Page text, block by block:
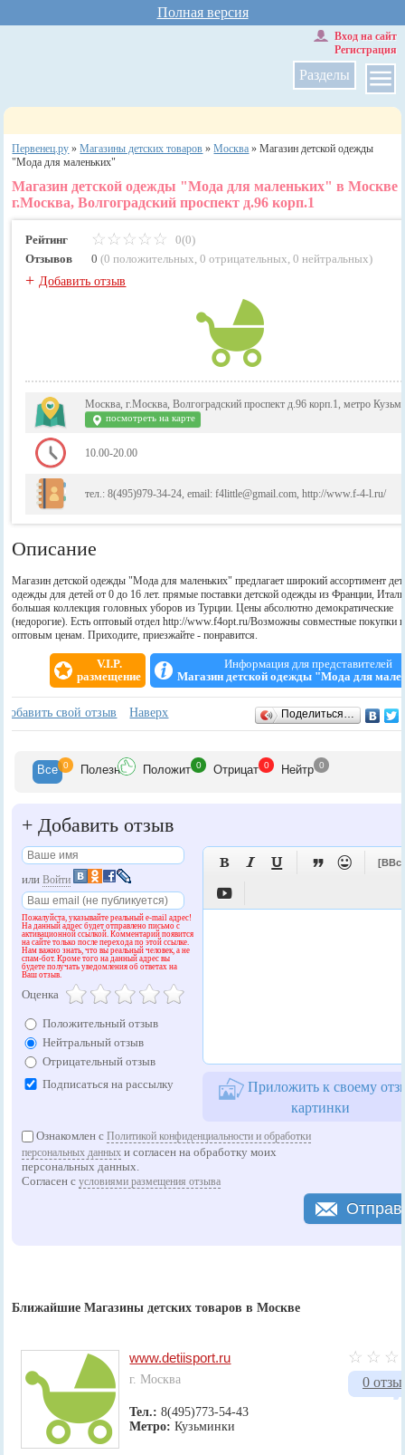
Полная версия
Разделы
Вход на сайт
Регистрация
Первенец.ру »Магазины детских товаров »Москва »Магазин детской одежды
"Мода для маленьких"
Магазин детской одежды "Мода для маленьких" в Москве
г.Москва, Волгоградский проспект д.96 корп.1
Рейтинг
0(0)
Отзывов
0 (0 положительных,0 отрицательных,0 нейтральных)
+Добавить отзыв
Москва, г.Москва, Волгоградский проспект д.96 корп.1, метро
посмотреть на карте
10.00-20.00
тел.: 8(495)979-34-24, email: f4little@gmail.com, http://www.f-4-l.ru/
Описание
Магазин детской одежды "Мода для маленьких" предлагает широкий ассортимент
одежды для детей от 0 до 16 лет. прямые поставки детской одежды из Франции,
большая коллекция головных уборов из Турции. Цены абсолютно демократические
(недорогие). Есть оптовый отдел http://www.f4opt.ru/Возможны совместные покупки
оптовым ценам. Приходите, приезжайте - понравится.
V.I.P.
размещение
Информация для представителей
Магазин детской одежды "Мода для
Отзывы
Добавить свой отзыв Наверх Поделиться…
Все 0 Полезн Положит 0 Отрицат 0 Нейтр 0
+ Добавить отзыв
илиВойти
Пожалуйста, указывайте реальный e-mail адрес!
На данный адрес будет отправлено письмо с
активационной ссылкой. Комментарий появится
на сайте только после перехода по этой ссылке.
Нам важно знать, что вы реальный человек, а не
спам-бот. Кроме того на данный адрес вы
будете получать уведомления об ответах на
Ваш отзыв.
Оценка
Положительный отзыв
Нейтральный отзыв
Отрицательный отзыв
Подписаться на рассылку
   


Приложить к своему
картинки
Ознакомлен сПолитикой конфиденциальности и обработки
персональных данных и согласен на обработку моих
персональных данных.
Согласен сусловиями размещения отзыва
Ближайшие Магазины детских товаров в Москве
0
www.detiisport.ru
г. Москва
Тел.:8(495)773-54-43
Метро:Кузьминки